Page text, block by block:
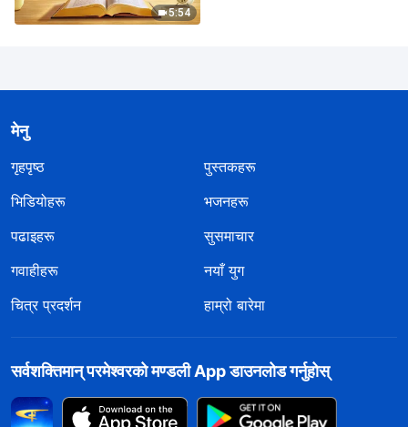
5:54
मेनु
गृहपृष्ठ
पुस्तकहरू
भिडियोहरू
भजनहरू
पढाइहरू
सुसमाचार
गवाहीहरू
नयाँ युग
चित्र प्रदर्शन
हाम्रो बारेमा
सर्वशक्तिमान्‌ परमेश्‍वरको मण्डली App डाउनलोड गर्नुहोस्